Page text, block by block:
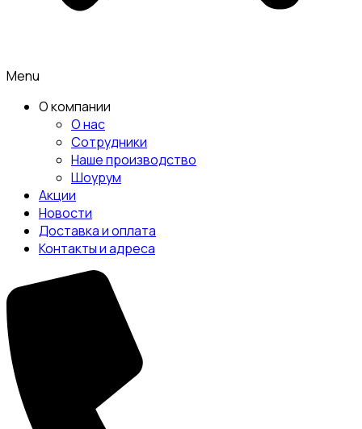
Menu
О компании
О нас
Сотрудники
Наше производство
Шоурум
Акции
Новости
Доставка и оплата
Контакты и адреса